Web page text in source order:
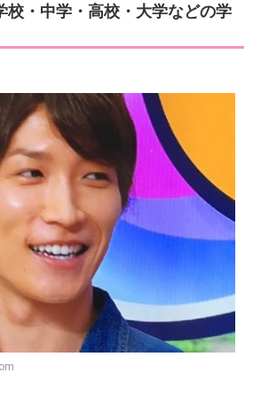
校・中学・高校・大学などの学